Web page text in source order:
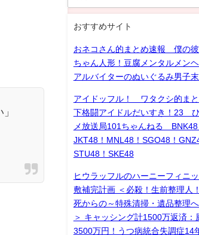
おすすめサイト
おネコさん的まとめ速報 僕の
ちゃん人形！豆腐メンタルメン
アルバイターのぬいぐるみ男子
アイドッフル！ ワタクシ的ま
下格闘アイドルだいすき！23
メ放送局101ちゃんねる BNK48
JKT48！MNL48！SGO48！
STU48！SKE48
ヒウラッフルのハーニーフィニ
敷補完計画 ＜必殺！生前整理人
死からの～特殊清掃・遺品整理
＞ キャッシング計1500万返済：
3500万円！うつ病統合失調症14